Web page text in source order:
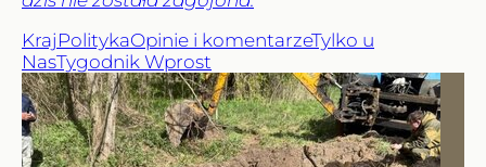
Kraj PolitykaOpinie i komentarzeTylko u
NasTygodnik Wprost